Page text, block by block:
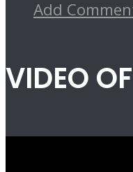
Add
VIDEO